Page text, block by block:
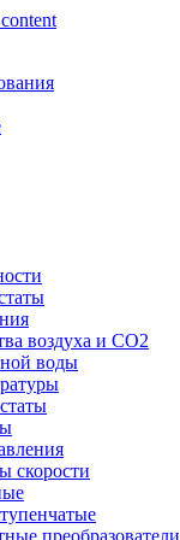
воздуха и CO2
воды
скорости
преобразователи